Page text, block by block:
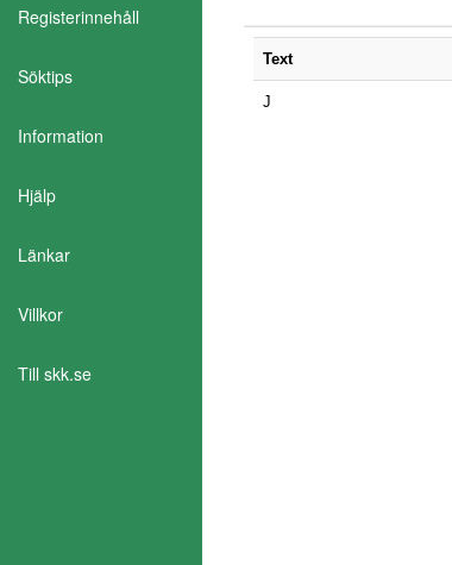
Registerinnehåll
Söktips
Information
Hjälp
Länkar
Villkor
Till skk.se
Text
J